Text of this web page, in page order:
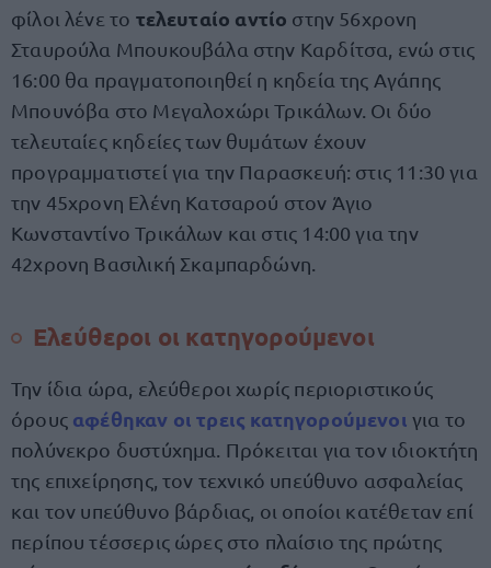
φίλοι λένε το τελευταίο αντίο στην 56χρονη
Σταυρούλα Μπουκουβάλα στην Καρδίτσα, ενώ στις
16:00 θα πραγματοποιηθεί η κηδεία της Αγάπης
Μπουνόβα στο Μεγαλοχώρι Τρικάλων. Οι δύο
τελευταίες κηδείες των θυμάτων έχουν
προγραμματιστεί για την Παρασκευή: στις 11:30 για
την 45χρονη Ελένη Κατσαρού στον Άγιο
Κωνσταντίνο Τρικάλων και στις 14:00 για την
42χρονη Βασιλική Σκαμπαρδώνη.
Ελεύθεροι οι κατηγορούμενοι
Την ίδια ώρα, ελεύθεροι χωρίς περιοριστικούς
όρους αφέθηκαν οι τρεις κατηγορούμενοι για το
πολύνεκρο δυστύχημα. Πρόκειται για τον ιδιοκτήτη
της επιχείρησης, τον τεχνικό υπεύθυνο ασφαλείας
και τον υπεύθυνο βάρδιας, οι οποίοι κατέθεταν επί
περίπου τέσσερις ώρες στο πλαίσιο της πρώτης